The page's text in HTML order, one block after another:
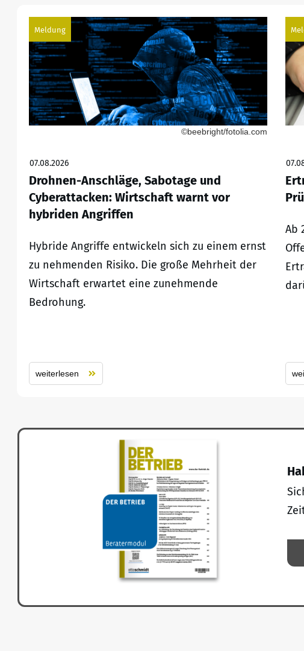
Meldung
©beebright/fotolia.com
07.08.2026
Drohnen-Anschläge, Sabotage und
Cyberattacken: Wirtschaft warnt vor
hybriden Angriffen
Hybride Angriffe entwickeln sich zu einem ernst
zu nehmenden Risiko. Die große Mehrheit der
Wirtschaft erwartet eine zunehmende
Bedrohung.
weiterlesen
Ab